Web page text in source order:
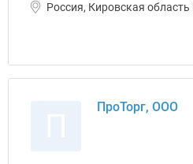
Россия, Кировская
ПроТорг, ООО